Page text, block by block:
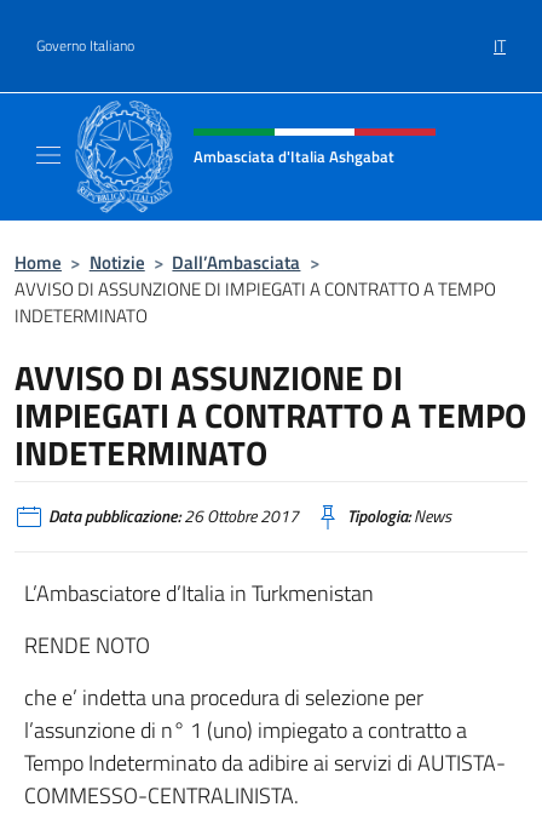
Governo Italiano IT
Intestazione sito, social e menù
Ambasciata d'Italia Ashgabat
Home > Notizie > Dall’Ambasciata >
AVVISO DI ASSUNZIONE DI IMPIEGATI A CONTRATTO A TEMPO
INDETERMINATO
AVVISO DI ASSUNZIONE DI
IMPIEGATI A CONTRATTO A TEMPO
INDETERMINATO
Data pubblicazione:26 Ottobre 2017 Tipologia:News
L’Ambasciatore d’Italia in Turkmenistan
RENDE NOTO
che e’ indetta una procedura di selezione per
l’assunzione di n° 1 (uno) impiegato a contratto a
Tempo Indeterminato da adibire ai servizi di AUTISTA-
COMMESSO-CENTRALINISTA.